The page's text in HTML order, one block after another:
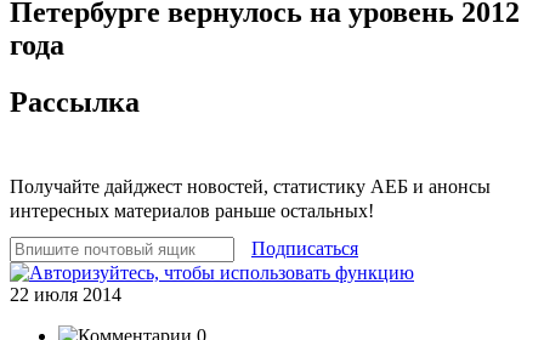
Петербурге вернулось на уровень 2012
года
Рассылка
Получайте дайджест новостей, статистику АЕБ и анонсы
интересных материалов раньше остальных!
Подписаться
22 июля 2014
0